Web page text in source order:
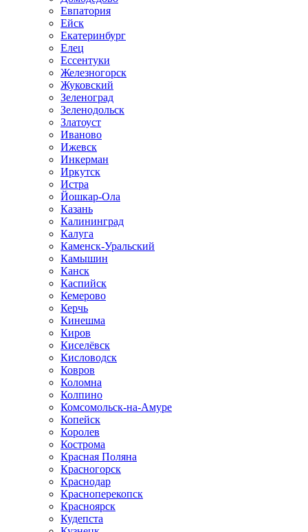
Евпатория
Ейск
Екатеринбург
Елец
Ессентуки
Железногорск
Жуковский
Зеленоград
Зеленодольск
Златоуст
Иваново
Ижевск
Инкерман
Иркутск
Истра
Йошкар-Ола
Казань
Калининград
Калуга
Каменск-Уральский
Камышин
Канск
Каспийск
Кемерово
Керчь
Кинешма
Киров
Киселёвск
Кисловодск
Ковров
Коломна
Колпино
Комсомольск-на-Амуре
Копейск
Королев
Кострома
Красная Поляна
Красногорск
Краснодар
Красноперекопск
Красноярск
Кудепста